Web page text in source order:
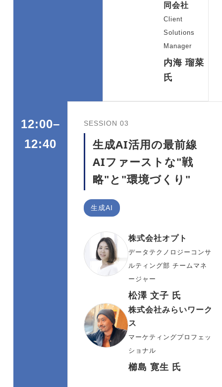
同会社
Client
Solutions
Manager
内海 瑠菜
氏
12:00–
12:40
SESSION 03
生成AI活用の最前線
AIファーストな"戦
略"と"環境づくり"
生成AI
株式会社オプト
データテクノロジーコンサ
ルティング部 チームマネ
ージャー
松澤 文子 氏
株式会社みらいワーク
ス
マーケティングプロフェッ
ショナル
櫛島 寛生 氏